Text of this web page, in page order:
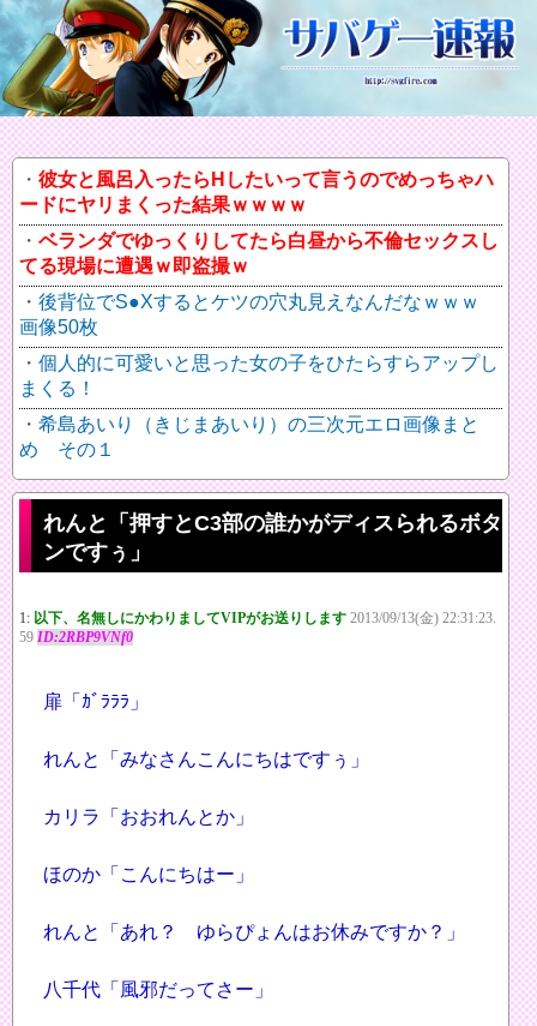
彼女と風呂入ったらHしたいって言うのでめっちゃハ
ードにヤリまくった結果ｗｗｗｗ
ベランダでゆっくりしてたら白昼から不倫セックスし
てる現場に遭遇ｗ即盗撮ｗ
後背位でS●Xするとケツの穴丸見えなんだなｗｗｗ
画像50枚
個人的に可愛いと思った女の子をひたらすらアップし
まくる！
希島あいり（きじまあいり）の三次元エロ画像まと
め その１
れんと「押すとC3部の誰かがディスられるボタ
ンですぅ」
1: 以下、名無しにかわりましてVIPがお送りします 2013/09/13(金) 22:31:23.
59 ID:2RBP9VNf0
扉「ｶﾞﾗﾗﾗ」
れんと「みなさんこんにちはですぅ」
カリラ「おおれんとか」
ほのか「こんにちはー」
れんと「あれ？ ゆらぴょんはお休みですか？」
八千代「風邪だってさー」